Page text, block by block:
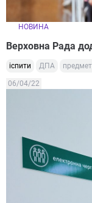
НОВИНА
Верховна Рада
іспити ДПА
06/04/22